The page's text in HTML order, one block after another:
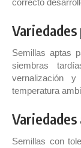
correcto
Semillas aptas
siembras
vernalización
temperatura
Semillas con